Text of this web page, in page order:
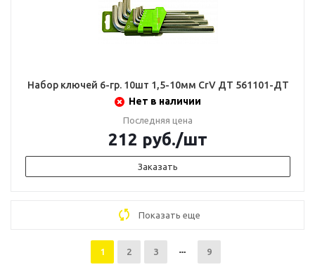
Набор ключей 6-гр. 10шт 1,5-10мм CrV ДТ 561101-ДТ
Нет в наличии
Последняя цена
212 руб./шт
Заказать
Показать еще
1 2 3 9